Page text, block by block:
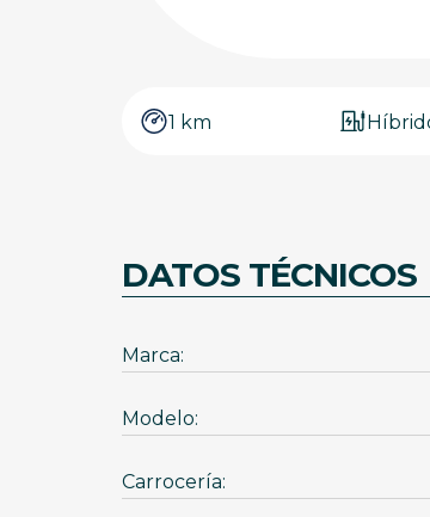
1 km
DATOS TÉCNICOS
Marca:
Modelo:
Carrocería: